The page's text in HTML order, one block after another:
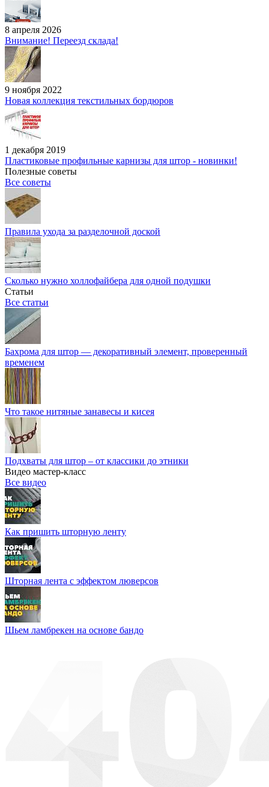
8 апреля 2026
Внимание! Переезд склада!
9 ноября 2022
Новая коллекция текстильных бордюров
1 декабря 2019
Пластиковые профильные карнизы для штор - новинки!
Полезные советы
Все советы
Правила ухода за разделочной доской
Сколько нужно холлофайбера для одной подушки
Статьи
Все статьи
Бахрома для штор — декоративный элемент, проверенный
временем
Что такое нитяные занавесы и кисея
Подхваты для штор – от классики до этники
Видео мастер-класс
Все видео
Как пришить шторную ленту
Шторная лента с эффектом люверсов
Шьем ламбрекен на основе бандо